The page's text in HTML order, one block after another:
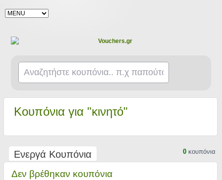
Κουπόνια για "κινητό"
Ενεργά Κουπόνια 0κουπόνια
Δεν βρέθηκαν κουπόνια